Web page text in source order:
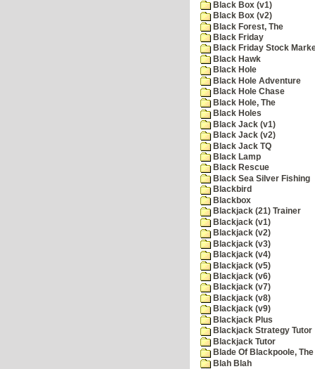
Black Box (v1)
Black Box (v2)
Black Forest, The
Black Friday
Black Friday Stock
Black Hawk
Black Hole
Black Hole Adventure
Black Hole Chase
Black Hole, The
Black Holes
Black Jack (v1)
Black Jack (v2)
Black Jack TQ
Black Lamp
Black Rescue
Black Sea Silver Fishing
Blackbird
Blackbox
Blackjack (21) Trainer
Blackjack (v1)
Blackjack (v2)
Blackjack (v3)
Blackjack (v4)
Blackjack (v5)
Blackjack (v6)
Blackjack (v7)
Blackjack (v8)
Blackjack (v9)
Blackjack Plus
Blackjack Strategy Tutor
Blackjack Tutor
Blade Of Blackpoole, The
Blah Blah